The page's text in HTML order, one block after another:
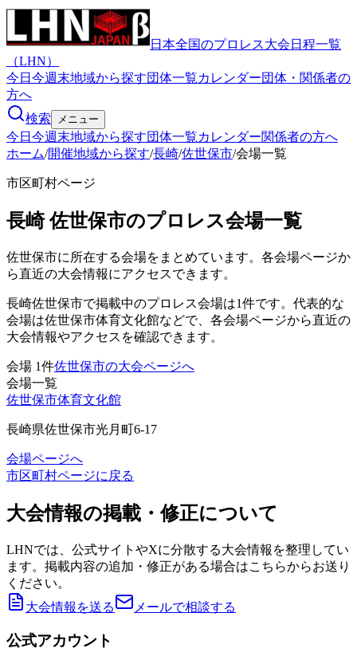
日本全国のプロレス大会日程一覧
（LHN）
今日 今週末地域から探す団体一覧カレンダー団体・関係者の
方へ
検索
メニュー
今日 今週末地域から探す団体一覧カレンダー関係者の方へ
ホーム/開催地域から探す/長崎/佐世保市/会場一覧
市区町村ページ
長崎 佐世保市のプロレス会場一覧
佐世保市に所在する会場をまとめています。各会場ページか
ら直近の大会情報にアクセスできます。
長崎佐世保市で掲載中のプロレス会場は1件です。代表的な
会場は佐世保市体育文化館などで、各会場ページから直近の
大会情報やアクセスを確認できます。
会場 1件佐世保市の大会ページへ
会場一覧
佐世保市体育文化館
長崎県佐世保市光月町6-17
会場ページへ
市区町村ページに戻る
大会情報の掲載・修正について
LHNでは、公式サイトやXに分散する大会情報を整理してい
ます。掲載内容の追加・修正がある場合はこちらからお送り
ください。
大会情報を送る
メールで相談する
公式アカウント